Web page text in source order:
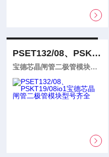
PSET132/08、PSKT19/08io1
宝德芯晶闸管二极管模块型号齐全